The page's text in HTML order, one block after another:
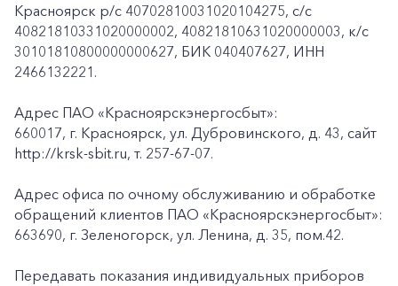
Красноярск p/c 40702810031020104275, с/с
40821810331020000002, 40821810631020000003, к/c
30101810800000000627, БИК 040407627, ИНН
2466132221.
Адрес ПАО «Красноярскэнергосбыт»:
660017, г. Красноярск, ул. Дубровинского, д. 43, сайт
http://krsk-sbit.ru, т. 257-67-07.
Адрес офиса по очному обслуживанию и обработке
обращений клиентов ПАО «Красноярскэнергосбыт»:
663690, г. Зеленогорск, ул. Ленина, д. 35, пом.42.
Передавать показания индивидуальных приборов